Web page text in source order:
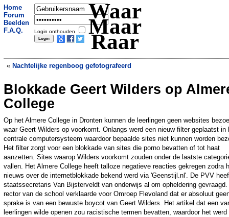
Home
Forum
Beelden
F.A.Q.
Login onthouden
Waar
Maar
Raar
« Nachtelijke regenboog gefotografeerd
Miljoenenleningen voor IJslandse
kinderen»
Blokkade Geert Wilders op
College
Op het Almere College in Dronten kunnen de leerlingen geen websites
waar Geert Wilders op voorkomt. Onlangs werd een nieuw filter geplaatst in
centrale computersysteem waardoor bepaalde sites niet kunnen worden
Het filter zorgt voor een blokkade van sites die porno bevatten of tot haat
aanzetten. Sites waarop Wilders voorkomt zouden onder de laatste
vallen. Het Almere College heeft talloze negatieve reacties gekregen zodra
nieuws over de internetblokkade bekend werd via 'Geenstijl.nl'. De PVV
staatssecretaris Van Bijsterveldt van onderwijs al om opheldering gevraagd.
rector van de school verklaarde voor Omroep Flevoland dat er absoluut
sprake is van een bewuste boycot van Geert Wilders. Het artikel dat een
leerlingen wilde openen zou racistische termen bevatten, waardoor het werd